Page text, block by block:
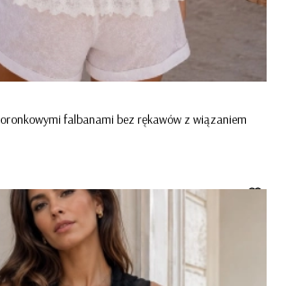
falbanami bez rękawów z wiązaniem